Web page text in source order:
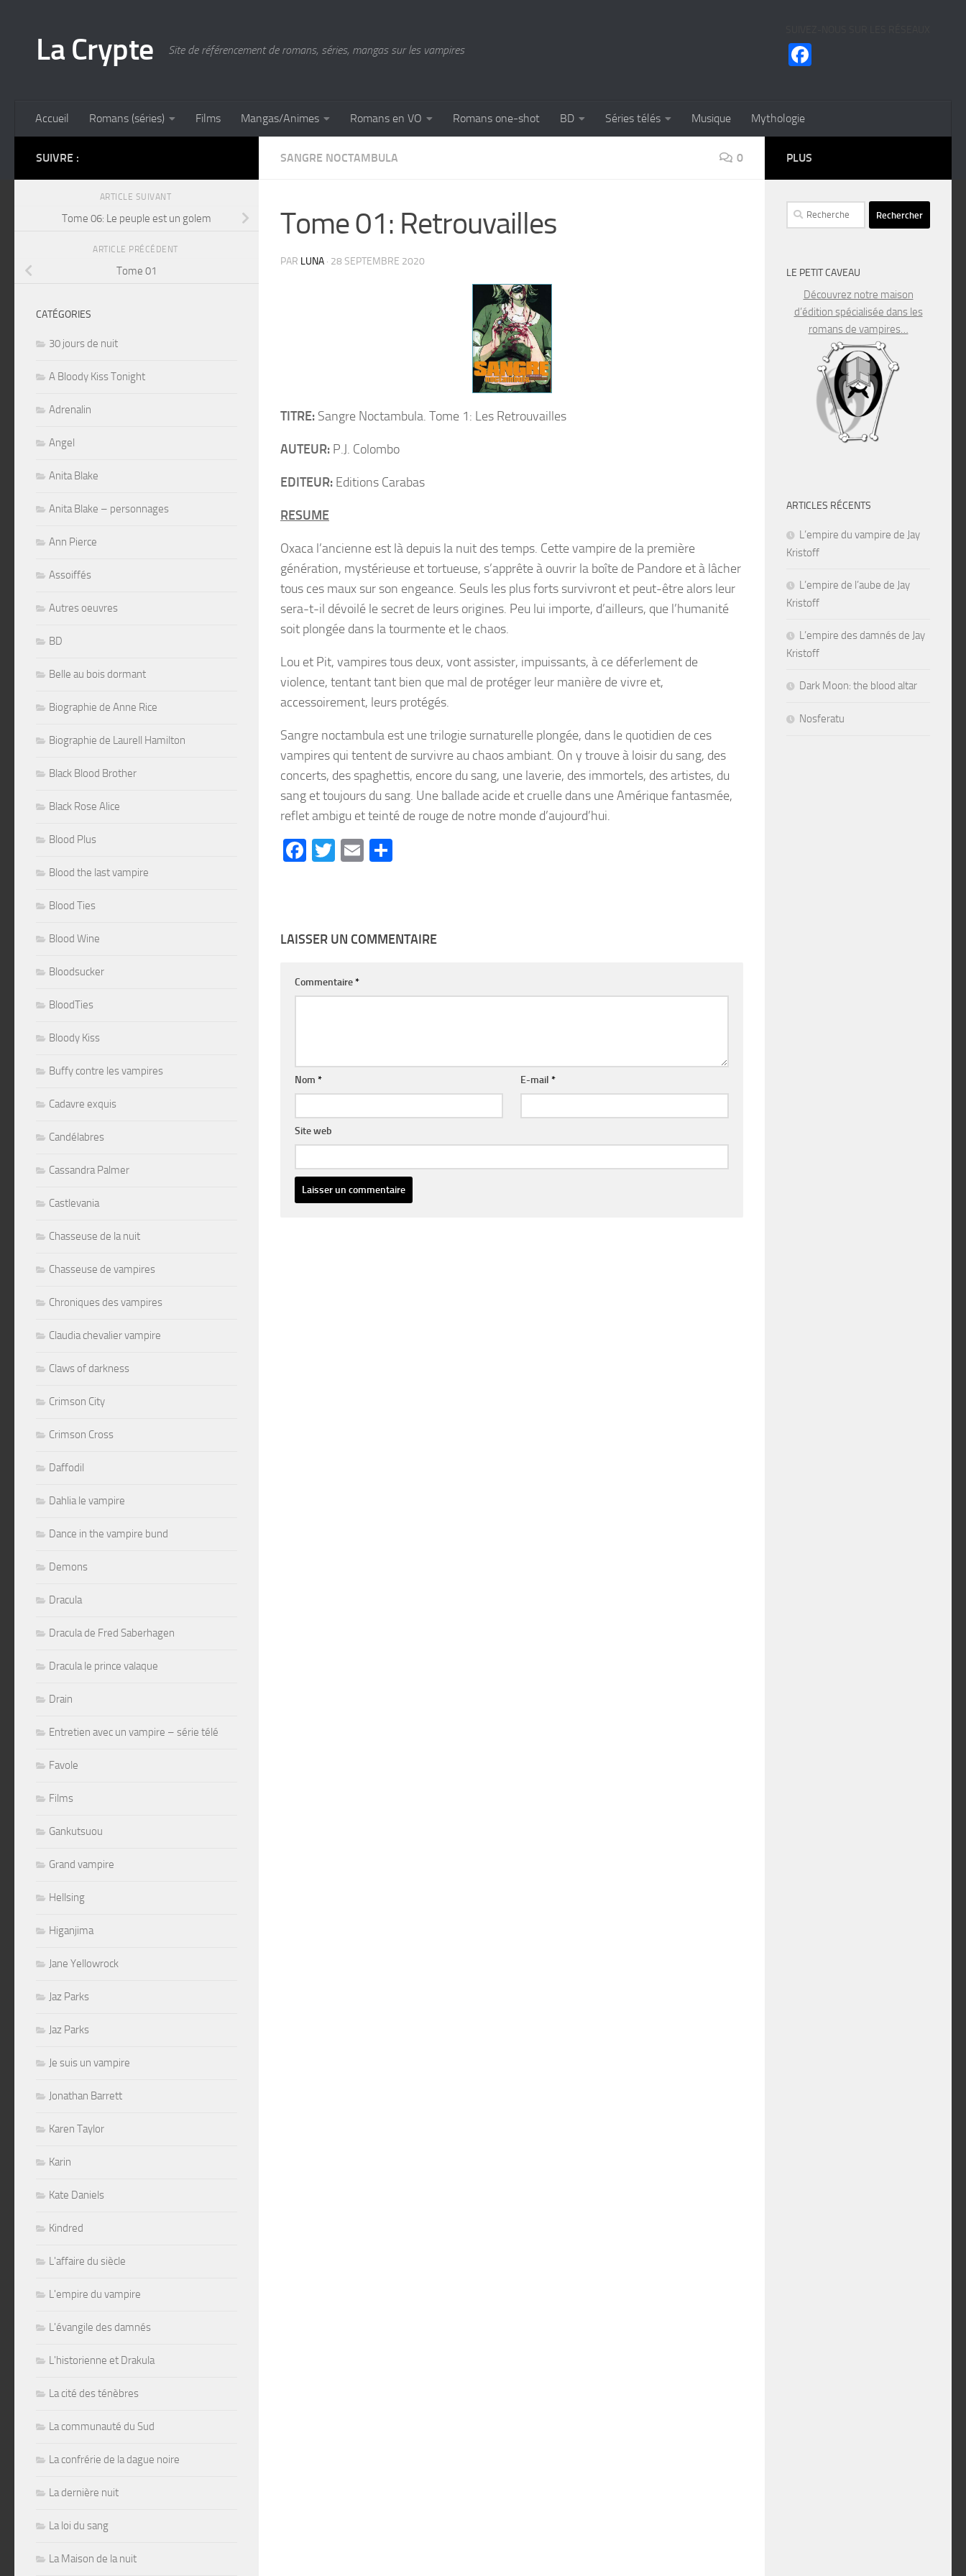
La Crypte Site de référencement de romans, séries, mangas sur les vampires
Accueil Romans (séries) Films Mangas/Animes Romans en VO Romans one-shot BD Séries télés Musique Mythologie
SANGRE NOCTAMBULA 0
Tome 01: Retrouvailles
PAR LUNA · 28 SEPTEMBRE 2020
TITRE: Sangre Noctambula. Tome 1: Les Retrouvailles
AUTEUR: P.J. Colombo
EDITEUR: Editions Carabas
RESUME
Oxaca l’ancienne est là depuis la nuit des temps. Cette vampire de la première
génération, mystérieuse et tortueuse, s’apprête à ouvrir la boîte de Pandore et à lâcher
tous ces maux sur son engeance. Seuls les plus forts survivront et peut-être alors leur
sera-t-il dévoilé le secret de leurs origines. Peu lui importe, d’ailleurs, que l’humanité
soit plongée dans la tourmente et le chaos.
Lou et Pit, vampires tous deux, vont assister, impuissants, à ce déferlement de
violence, tentant tant bien que mal de protéger leur manière de vivre et,
accessoirement, leurs protégés.
Sangre noctambula est une trilogie surnaturelle plongée, dans le quotidien de ces
vampires qui tentent de survivre au chaos ambiant. On y trouve à loisir du sang, des
concerts, des spaghettis, encore du sang, une laverie, des immortels, des artistes, du
sang et toujours du sang. Une ballade acide et cruelle dans une Amérique fantasmée,
reflet ambigu et teinté de rouge de notre monde d’aujourd’hui.
Facebook
Twitter
Email
LAISSER UN COMMENTAIRE
Commentaire*
Nom * E-mail*
Site web
SUIVRE :
ARTICLE SUIVANT
Tome 06: Le peuple est un golem
ARTICLE PRÉCÉDENT
Tome 01
CATÉGORIES
30 jours de nuit
A Bloody Kiss Tonight
Adrenalin
Angel
Anita Blake
Anita Blake – personnages
Ann Pierce
Assoiffés
Autres oeuvres
BD
Belle au bois dormant
Biographie de Anne Rice
Biographie de Laurell Hamilton
Black Blood Brother
Black Rose Alice
Blood Plus
Blood the last vampire
Blood Ties
Blood Wine
Bloodsucker
BloodTies
Bloody Kiss
Buffy contre les vampires
Cadavre exquis
Candélabres
Cassandra Palmer
Castlevania
Chasseuse de la nuit
Chasseuse de vampires
Chroniques des vampires
Claudia chevalier vampire
Claws of darkness
Crimson City
Crimson Cross
Daffodil
Dahlia le vampire
Dance in the vampire bund
Demons
Dracula
Dracula de Fred Saberhagen
Dracula le prince valaque
Drain
Entretien avec un vampire – série télé
Favole
Films
Gankutsuou
Grand vampire
Hellsing
Higanjima
Jane Yellowrock
Jaz Parks
Jaz Parks
Je suis un vampire
Jonathan Barrett
Karen Taylor
Karin
Kate Daniels
Kindred
L'affaire du siècle
L'empire du vampire
L'évangile des damnés
L'historienne et Drakula
La cité des ténèbres
La communauté du Sud
La confrérie de la dague noire
La dernière nuit
La loi du sang
La Maison de la nuit
PLUS
Rechercher :
LE PETIT CAVEAU
Découvrez notre maison
d’édition spécialisée dans les
romans de vampires…
ARTICLES RÉCENTS
L’empire du vampire de Jay
Kristoff
L’empire de l’aube de Jay
Kristoff
L’empire des damnés de Jay
Kristoff
Dark Moon: the blood altar
Nosferatu